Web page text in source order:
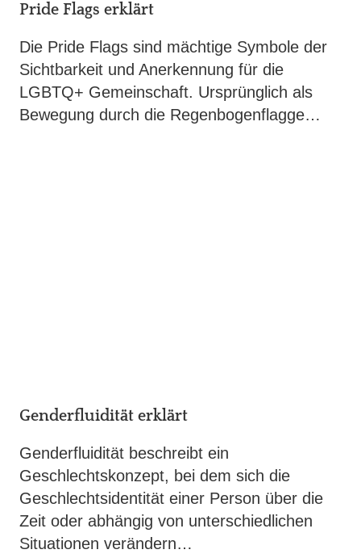
Pride Flags erklärt
Die Pride Flags sind mächtige Symbole der
Sichtbarkeit und Anerkennung für die
LGBTQ+ Gemeinschaft. Ursprünglich als
Bewegung durch die Regenbogenflagge…
Genderfluidität erklärt
Genderfluidität beschreibt ein
Geschlechtskonzept, bei dem sich die
Geschlechtsidentität einer Person über die
Zeit oder abhängig von unterschiedlichen
Situationen verändern…